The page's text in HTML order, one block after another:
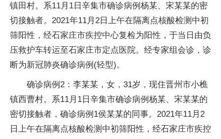
镇田村。系11月1日辛集市确诊病例杨某、宋某某的密
切接触者。2021年11月2日上午在隔离点核酸检测中初
筛阳性，经石家庄市疾控中心复检为阳性，于当日由负
压救护车转运至石家庄市定点医院。经专家组会诊，诊
断为新冠肺炎确诊病例(轻型)。
确诊病例2：李某某，女，31岁，现住晋州市小樵
镇西曹村。系11月1日辛集市确诊病例杨某、宋某某的
密切接触者，确诊病例1侯某某的同事。2021年11月2
日上午在隔离点核酸检测中初筛阳性，经石家庄市疾控